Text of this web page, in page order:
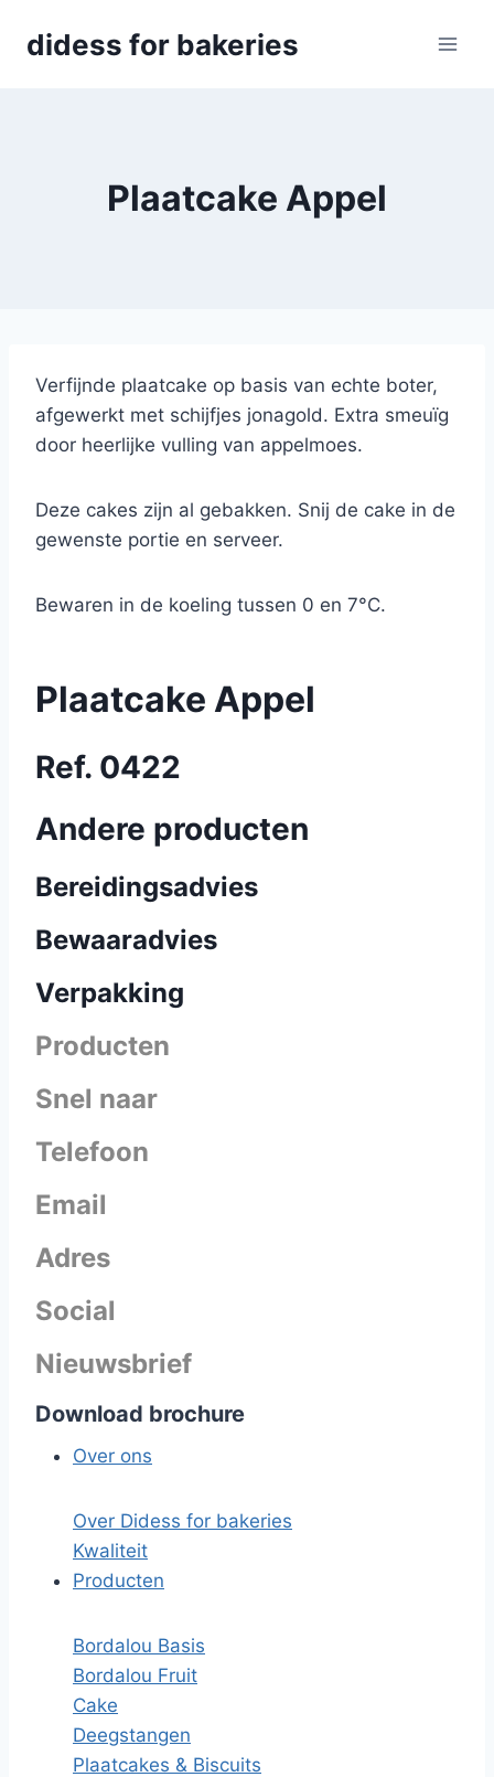
didess for bakeries
Plaatcake Appel
Verfijnde plaatcake op basis van echte boter,
afgewerkt met schijfjes jonagold. Extra smeuïg
door heerlijke vulling van appelmoes.
Deze cakes zijn al gebakken. Snij de cake in de
gewenste portie en serveer.
Bewaren in de koeling tussen 0 en 7°C.
Plaatcake Appel
Ref. 0422
Andere producten
Bereidingsadvies
Bewaaradvies
Verpakking
Producten
Snel naar
Telefoon
Email
Adres
Social
Nieuwsbrief
Download brochure
Over ons
Over Didess for bakeries
Kwaliteit
Producten
Bordalou Basis
Bordalou Fruit
Cake
Deegstangen
Plaatcakes & Biscuits